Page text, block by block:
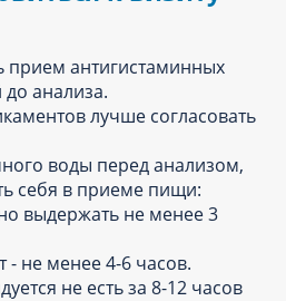
прием антигистаминных
анализа.
лучше согласовать
воды перед анализом,
себя в приеме пищи:
выдержать не менее 3
- не менее 4-6 часов.
не есть за 8-12 часов